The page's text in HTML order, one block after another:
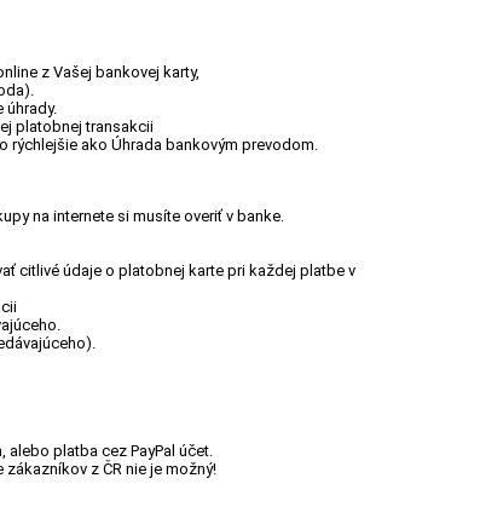
z Vašej bankovej karty,
úhrady.
platobnej transakcii
rýchlejšie ako Úhrada bankovým prevodom.
na internete si musíte overiť v banke.
citlivé údaje o platobnej karte pri každej platbe v
platba cez PayPal účet.
z ČR nie je možný!